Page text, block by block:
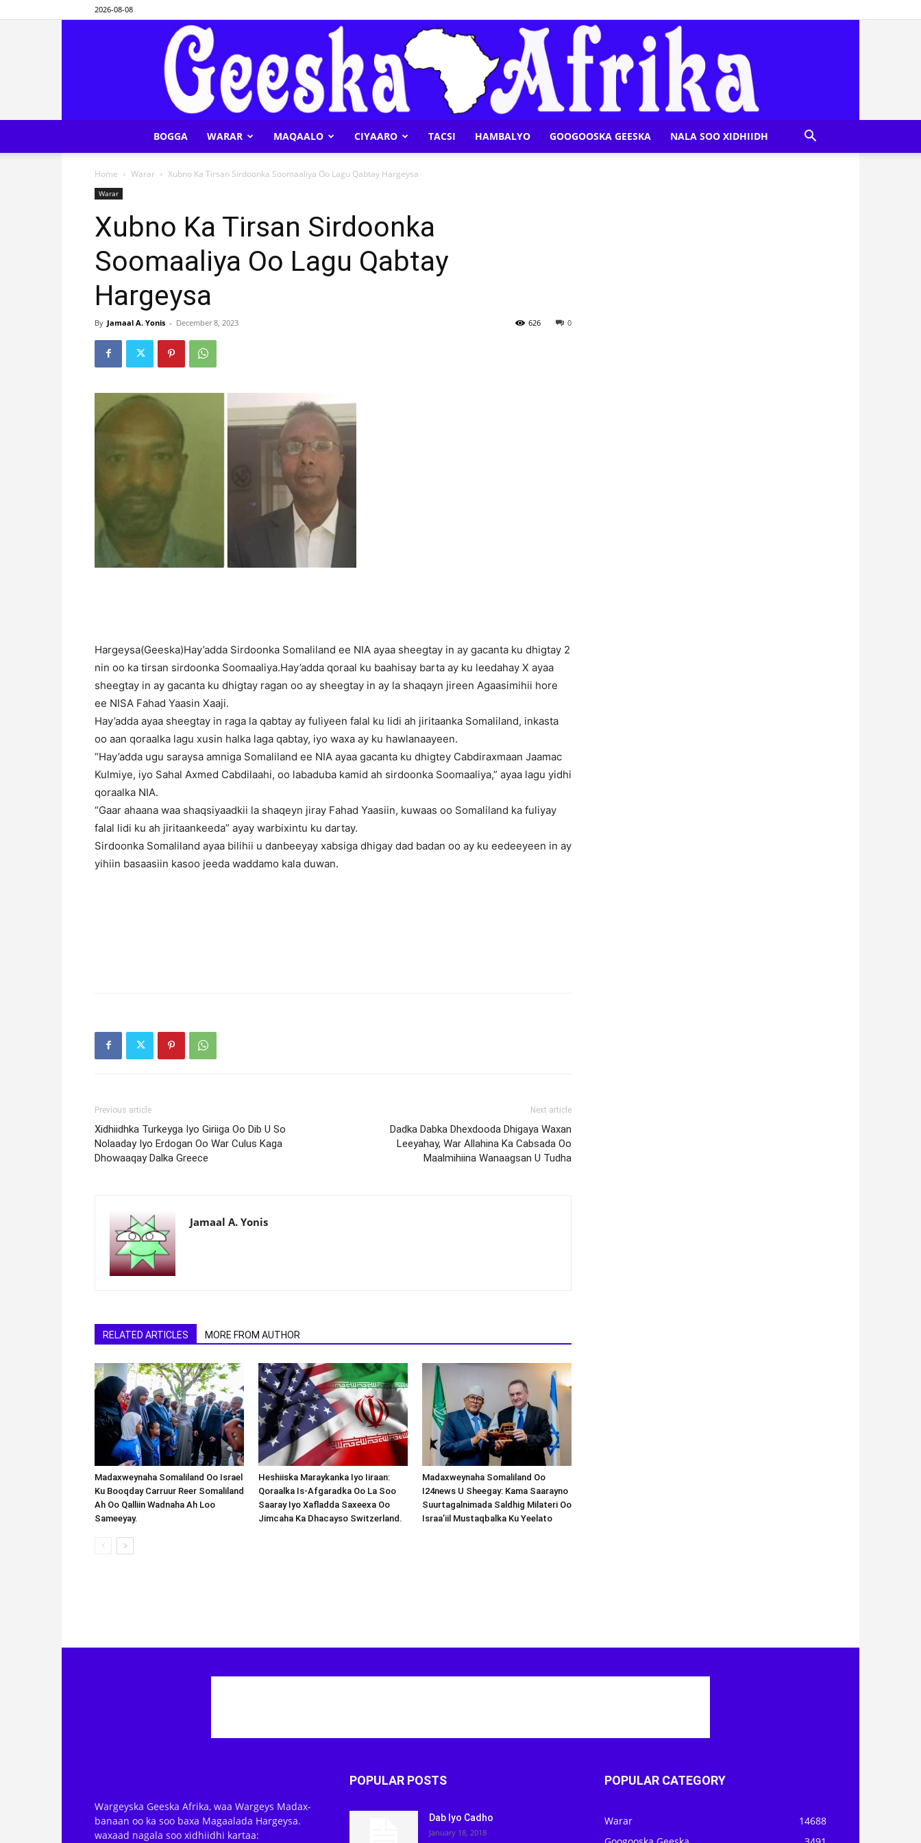
2026-08-08
BOGGA WARAR MAQAALO CIYAARO TACSI HAMBALYO GOOGOOSKA GEESKA NALA SOO XIDHIIDH
Home Warar Xubno Ka Tirsan Sirdoonka Soomaaliya Oo Lagu Qabtay Hargeysa
Warar
Xubno Ka Tirsan Sirdoonka
Soomaaliya Oo Lagu Qabtay
Hargeysa
By Jamaal A. Yonis - December 8, 2023 0
626
Hargeysa(Geeska)Hay’adda Sirdoonka Somaliland ee NIA ayaa sheegtay in ay gacanta ku dhigtay 2
nin oo ka tirsan sirdoonka Soomaaliya.Hay’adda qoraal ku baahisay barta ay ku leedahay X ayaa
sheegtay in ay gacanta ku dhigtay ragan oo ay sheegtay in ay la shaqayn jireen Agaasimihii hore
ee NISA Fahad Yaasin Xaaji.
Hay’adda ayaa sheegtay in raga la qabtay ay fuliyeen falal ku lidi ah jiritaanka Somaliland, inkasta
oo aan qoraalka lagu xusin halka laga qabtay, iyo waxa ay ku hawlanaayeen.
“Hay’adda ugu saraysa amniga Somaliland ee NIA ayaa gacanta ku dhigtey Cabdiraxmaan Jaamac
Kulmiye, iyo Sahal Axmed Cabdilaahi, oo labaduba kamid ah sirdoonka Soomaaliya,” ayaa lagu yidhi
qoraalka NIA.
“Gaar ahaana waa shaqsiyaadkii la shaqeyn jiray Fahad Yaasiin, kuwaas oo Somaliland ka fuliyay
falal lidi ku ah jiritaankeeda” ayay warbixintu ku dartay.
Sirdoonka Somaliland ayaa bilihii u danbeeyay xabsiga dhigay dad badan oo ay ku eedeeyeen in ay
yihiin basaasiin kasoo jeeda waddamo kala duwan.
Previous article
Xidhiidhka Turkeyga Iyo Giriiga Oo Dib U So
Nolaaday Iyo Erdogan Oo War Culus Kaga
Dhowaaqay Dalka Greece
Next article
Dadka Dabka Dhexdooda Dhigaya Waxan
Leeyahay, War Allahina Ka Cabsada Oo
Maalmihiina Wanaagsan U Tudha
Jamaal A. Yonis
RELATED ARTICLES MORE FROM AUTHOR
Madaxweynaha Somaliland Oo Israel
Ku Booqday Carruur Reer Somaliland
Ah Oo Qalliin Wadnaha Ah Loo
Sameeyay.
Heshiiska Maraykanka Iyo Iiraan:
Qoraalka Is-Afgaradka Oo La Soo
Saaray Iyo Xafladda Saxeexa Oo
Jimcaha Ka Dhacayso Switzerland.
Madaxweynaha Somaliland Oo
I24news U Sheegay: Kama Saarayno
Suurtagalnimada Saldhig Milateri Oo
Israa’iil Mustaqbalka Ku Yeelato
Wargeyska Geeska Afrika, waa Wargeys Madax-
banaan oo ka soo baxa Magaalada Hargeysa.
waxaad nagala soo xidhiidhi kartaa:
POPULAR POSTS
Dab Iyo Cadho
January 18, 2018
POPULAR CATEGORY
Warar
14688